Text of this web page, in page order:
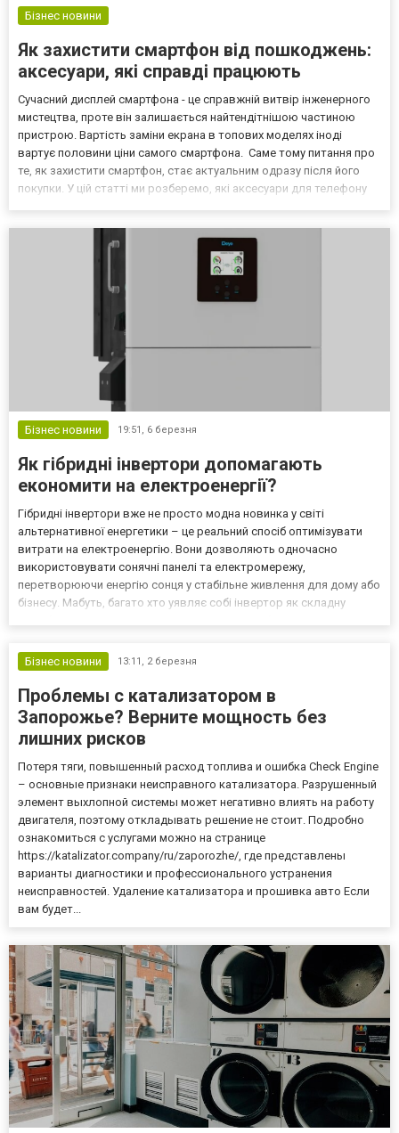
Бізнес новини
Як захистити смартфон від пошкоджень:
аксесуари, які справді працюють
Сучасний дисплей смартфона - це справжній витвір інженерного
мистецтва, проте він залишається найтендітнішою частиною
пристрою. Вартість заміни екрана в топових моделях іноді
вартує половини ціни самого смартфона. Саме тому питання про
те, як захистити смартфон, стає актуальним одразу після його
покупки. У цій статті ми розберемо, які аксесуари для телефону
Бізнес новини 19:51, 6 березня
Як гібридні інвертори допомагають
економити на електроенергії?
Гібридні інвертори вже не просто модна новинка у світі
альтернативної енергетики – це реальний спосіб оптимізувати
витрати на електроенергію. Вони дозволяють одночасно
використовувати сонячні панелі та електромережу,
перетворюючи енергію сонця у стабільне живлення для дому або
бізнесу. Мабуть, багато хто уявляє собі інвертор як складну
Бізнес новини
13:11, 2 березня
Проблемы с катализатором в
Запорожье? Верните мощность без
лишних рисков
Потеря тяги, повышенный расход топлива и ошибка Check Engine
– основные признаки неисправного катализатора. Разрушенный
элемент выхлопной системы может негативно влиять на работу
двигателя, поэтому откладывать решение не стоит. Подробно
ознакомиться с услугами можно на странице
https://katalizator.company/ru/zaporozhe/, где представлены
варианты диагностики и профессионального устранения
неисправностей. Удаление катализатора и прошивка авто Если
вам будет...